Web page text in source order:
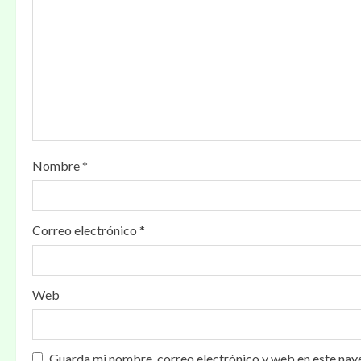
Nombre*
Correo electrónico *
Web